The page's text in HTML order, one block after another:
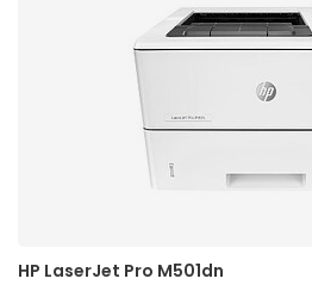
HP LaserJet Pro M501dn